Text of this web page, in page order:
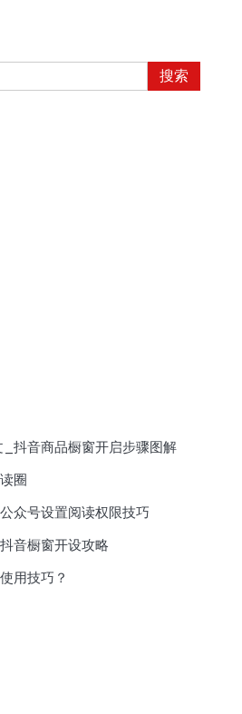
抖音商品橱窗开启步骤图解
圈
众号设置阅读权限技巧
音橱窗开设攻略
用技巧？